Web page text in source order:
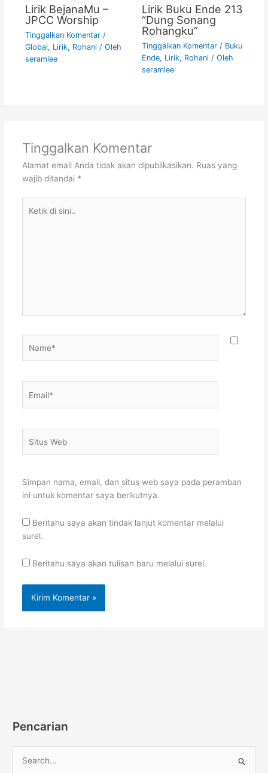
Lirik BejanaMu –
JPCC Worship
Tinggalkan Komentar /
Global, Lirik, Rohani/ Oleh
seramlee
Lirik Buku Ende 213
“Dung Sonang
Rohangku”
Tinggalkan Komentar / Buku
Ende, Lirik, Rohani/ Oleh
seramlee
Tinggalkan Komentar
Alamat email Anda tidak akan dipublikasikan. Ruas yang
wajib ditandai *
Web
Simpan nama, email, dan situs web saya pada peramban
ini untuk komentar saya berikutnya.
Beritahu saya akan tindak lanjut komentar melalui
surel.
Beritahu saya akan tulisan baru melalui surel.
Pencarian